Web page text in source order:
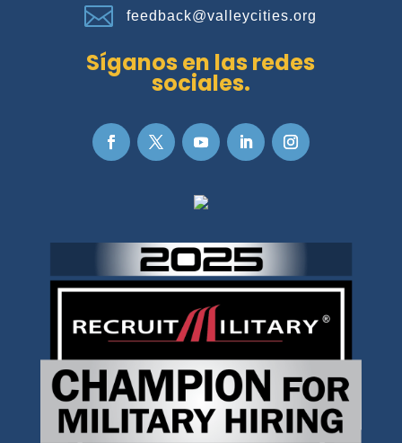
 feedback@valleycities.org
Síganos en las redes
sociales.